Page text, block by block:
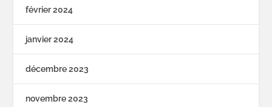
février 2024
janvier 2024
décembre 2023
novembre 2023